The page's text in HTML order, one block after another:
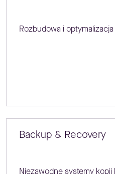
Rozbudowa i
Backup & Recovery
Niezawodne systemy